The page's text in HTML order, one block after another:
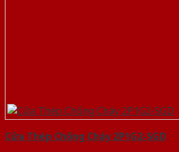
Cửa Thép Chống Cháy 2P1G2-SGD